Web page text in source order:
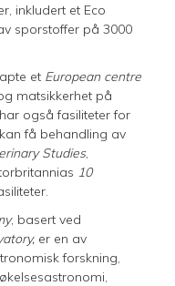
inkludert et Eco
sporstoffer på 3000
et European centre
matsikkerhet på
også fasiliteter for
få behandling av
Studies,
10
, basert ved
er en av
forskning,